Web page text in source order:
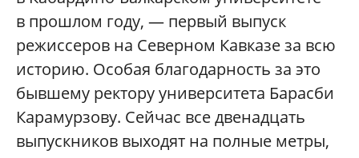
в прошлом году, — первый выпуск
режиссеров на Северном Кавказе за всю
историю. Особая благодарность за это
бывшему ректору университета Барасби
Карамурзову. Сейчас все двенадцать
выпускников выходят на полные метры,